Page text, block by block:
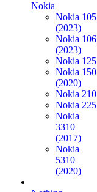
Nokia
Nokia 105
(2023)
Nokia 106
(2023)
Nokia 125
Nokia 150
(2020)
Nokia 210
Nokia 225
Nokia
3310
(2017)
Nokia
5310
(2020)